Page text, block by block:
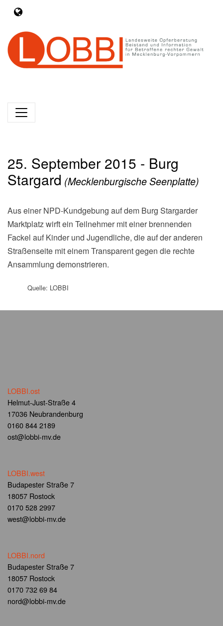
25. September 2015 - Burg
Stargard (Mecklenburgische Seenplatte)
Aus einer NPD-Kundgebung auf dem Burg Stargarder
Marktplatz wirft ein Teilnehmer mit einer brennenden
Fackel auf Kinder und Jugendliche, die auf der anderen
Straßenseite mit einem Transparent gegen die rechte
Ansammlung demonstrieren.
Quelle: LOBBI
LOBBI.ost
Helmut-Just-Straße 4
17036 Neubrandenburg
0160 844 2189
ost@lobbi-mv.de
LOBBI.west
Budapester Straße 7
18057 Rostock
0170 528 2997
west@lobbi-mv.de
LOBBI.nord
Budapester Straße 7
18057 Rostock
0170 732 69 84
nord@lobbi-mv.de